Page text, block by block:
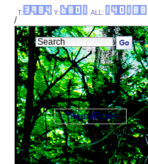
/
T: Y: ALL:
ThemePanel